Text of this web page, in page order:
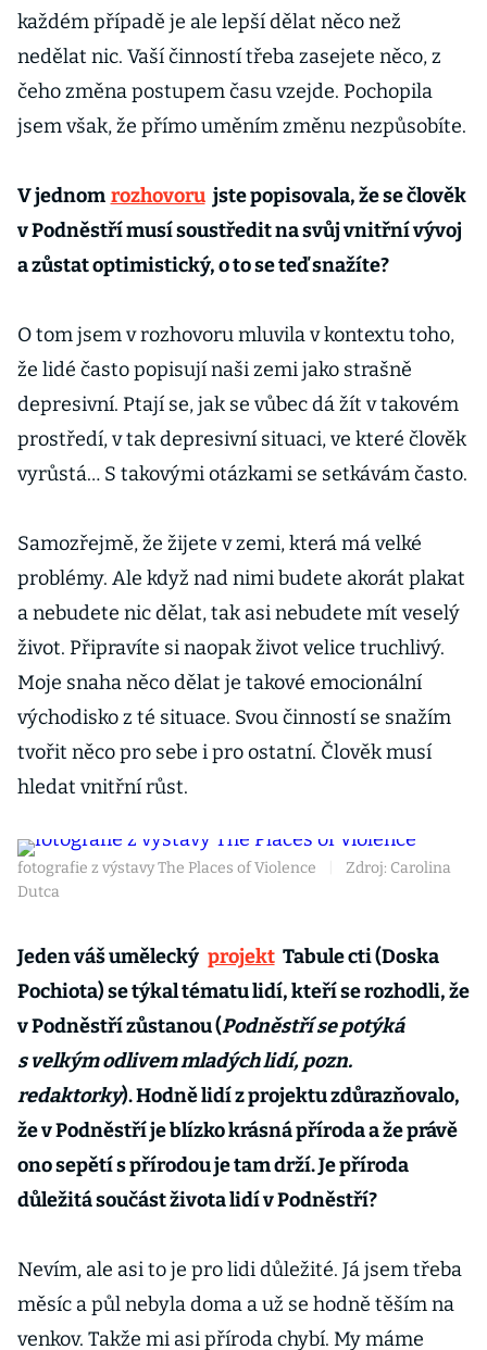
každém případě je ale lepší dělat něco než
nedělat nic. Vaší činností třeba zasejete něco, z
čeho změna postupem času vzejde. Pochopila
jsem však, že přímo uměním změnu nezpůsobíte.
V jednom rozhovoru jste popisovala, že se člověk
v Podněstří musí soustředit na svůj vnitřní vývoj
a zůstat optimistický, o to se teď snažíte?
O tom jsem v rozhovoru mluvila v kontextu toho,
že lidé často popisují naši zemi jako strašně
depresivní. Ptají se, jak se vůbec dá žít v takovém
prostředí, v tak depresivní situaci, ve které člověk
vyrůstá… S takovými otázkami se setkávám často.
Samozřejmě, že žijete v zemi, která má velké
problémy. Ale když nad nimi budete akorát plakat
a nebudete nic dělat, tak asi nebudete mít veselý
život. Připravíte si naopak život velice truchlivý.
Moje snaha něco dělat je takové emocionální
východisko z té situace. Svou činností se snažím
tvořit něco pro sebe i pro ostatní. Člověk musí
hledat vnitřní růst.
fotografie z výstavy The Places of Violence
Zdroj: Carolina
Dutca
Jeden váš umělecký projekt Tabule cti (Doska
Pochiota) se týkal tématu lidí, kteří se rozhodli, že
v Podněstří zůstanou (Podněstří se potýká
s velkým odlivem mladých lidí, pozn.
redaktorky). Hodně lidí z projektu zdůrazňovalo,
že v Podněstří je blízko krásná příroda a že právě
ono sepětí s přírodou je tam drží. Je příroda
důležitá součást života lidí v Podněstří?
Nevím, ale asi to je pro lidi důležité. Já jsem třeba
měsíc a půl nebyla doma a už se hodně těším na
venkov. Takže mi asi příroda chybí. My máme